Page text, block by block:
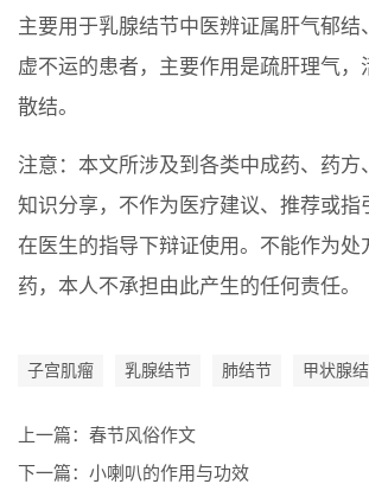
主要用于乳腺结节中医辨证属肝气郁结
虚不运的患者，主要作用是疏肝理气，
散结。
注意：本文所涉及到各类中成药、药方
知识分享，不作为医疗建议、推荐或指
在医生的指导下辩证使用。不能作为处
药，本人不承担由此产生的任何责任。
子宫肌瘤 乳腺结节 肺结节 甲状腺
上一篇： 春节风俗作文
下一篇： 小喇叭的作用与功效